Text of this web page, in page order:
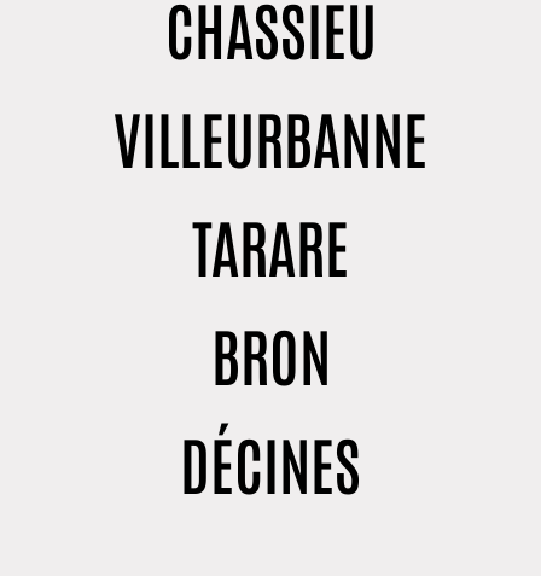
CHASSIEU
VILLEURBANNE
TARARE
BRON
DÉCINES